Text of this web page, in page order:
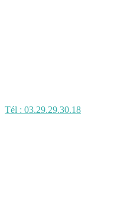
Tél : 03.29.29.30.18